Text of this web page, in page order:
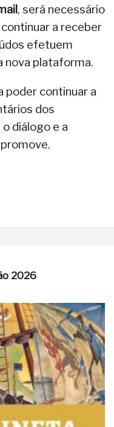
, será necessário
a receber
efetuem
nova plataforma.
poder continuar a
dos
diálogo e a
2026